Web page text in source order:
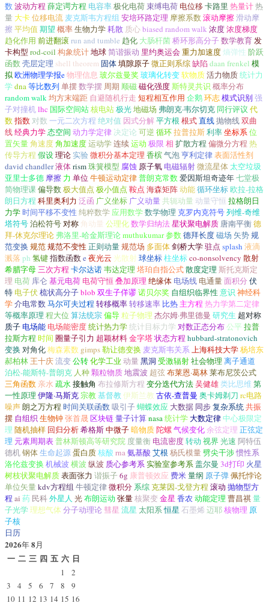
数 波动方程 薛定谔方程 电容率极化电荷 束缚电荷 电位移卡路里 热量计热
量 大卡位移电流 麦克斯韦方程组 安培环路定理 摩擦系数 滚动摩擦滑动摩
擦 平均值 期望 概率生物力学耗散 质心biased random walk 浓度浓度梯度
趋化作用 前进翻滚run and tumble 趋化 大肠杆菌桥环形高分子数学教育发
卡构型 rod-coil 构象统计地球简谐振动 里约奥运会 重力加速度熵弹性 阶跃
函数 壳层定理 shell theorem 固体填隙原子微正则系综缺陷daan frenkel 模
拟欧洲物理学报e物理信息 玻尔兹曼奖 玻璃化转变软物质活力物质统计力
学dna等比数列 单摆数学摆 周期 顺磁磁化强度斯特灵共识 概率分布
random walk均方末端距 自避随机行走 短程相互作用 企鹅环志模式识别 强
子对撞机lhc 国际空间站核电站极光地磁场 弗朗克·韦尔切克 同行评议 代
数指数对数 一元二次方程 绝对值 因式分解 平方根 根式直线抛物线双曲
线经典力学态空间 动力学定律 决定论 可逆 循环拉普拉斯利率坐标系位
置矢量角速度角加速度运动学连续运动 极限 相 扩散方程 偏微分方程 热
传导方程 假设理论实验微积分基本定理 香槟气泡亨利定律表面活性剂
david chandler液体rism珠簧模型 腐蚀 原子氧 电磁辐射微流星体 太空垃圾
亚里士多德 摩擦 力 单位 牛顿运动定律普朗克常数爱因斯坦奇迹年七堂极
简物理课偏导数极大值点 极小值点 鞍点 海森矩阵动能循环坐标欧拉-拉格
朗日方程 科里奥利力 泛函 广义坐标 广义动量共轭动量 动量守恒 拉格朗日
力学时间平移不变性 纯粹数学 应用数学数学物理 克罗内克符号列维-奇维
塔符号泊松符号对称 角动量 公理化数学归纳法星状聚电解质 唐南平衡德
拜-休克尔理论 弗洛里-哈金斯理论muthukumar 参数德拜长度磁场 矢势规
范变换 规范规范不变性 正则动量规范场 多面体剑桥大学驻点 splash 液滴
溅落 ph 氢键指数函数e 夜光云 光散射 球坐标柱坐标co-nonsolvency 散射
希腊字母三次方程 卡尔达诺韦达定理 塔珀自指公式散度定理 斯托克斯定
理 电荷 库仑 基元电荷 电荷守恒 叠加原理 绝缘体 电场线 电通量面积分 伏
特 电子伏 梳状高分子blob 双生子佯谬诺贝尔奖 自组织临界性 意识 神经科
学介电常数 马尔可夫过程 转移概率转移速率 比热 主方程 热力学第二定律
等概率原理 程大位 算法统宗偏导粒子物理 杰尔姆·弗里德曼 研究生 超对称
质子 电场能 电场能密度统计热力学统计目标力学 对数正态分布公平 拉普
拉斯方程 时间 圈量子引力 超颖材料金字塔状态方程 hubbard-stratonovich
变换 对角化梅森素数 gimps勒让德变换 麦克斯韦关系上海科技大学杨培东
郝柏林 王十庆流变公转化学工业 动量黑洞 受激辐射社会物理 离子通道
泊松-能斯特-普朗克 人种颗粒物质地震波 超弦布莱恩·葛林莱布尼茨公式
三角函数 亲水 疏水接触角 布拉修斯方程 变分迭代方法吴健雄类比思维 第
一性原理 伊隆·马斯克宗教基督教伊斯兰教 古依-查普曼 奥卡姆剃刀 rc电路
噪声朗之万方程 时间关联函数吸引子 蝴蝶效应 大数据 同步复杂系统共振
摆 自组织 生物钟张首晟区块链量子计算nasa统计学 大数定律中心极限定
理 随机抽样 回归分析希格斯中微子暗物质陀螺 气候变化 余弦定理 正弦定
理 元素周期表普林斯顿高等研究院 度量衡 电流密度转动 视界 光速 阿特伍
德机钢体生命起源蛋白质核酸 rna氨基酸 艾根 杨氏模量劈尖干涉惯性系
洛伦兹变换 机械波 横波 纵波 质心参考系实验室参考系盖尔曼 3d打印 火星
树枝状聚电解质表面张力 谐振子 6g 康普顿效应 费米量纲 原子弹佩托悖论
单位矢量kdv方程组 牛顿定律微积分 系综克莱因-戈登方程 滚动 抛物型方
程 ai 药 民科外星人 光布朗运动 张量核聚变金星 香农 动能定理 曹昌祺量
子光学理想气体 分子动理论彗星 流星 太阳系恒星 石墨烯 迈耶核物理 原
子核
日历
2026年8月
一 二 三 四 五 六 日
1
2
3
4 5 6 7 8
9
10 11 12 13 14 15 16